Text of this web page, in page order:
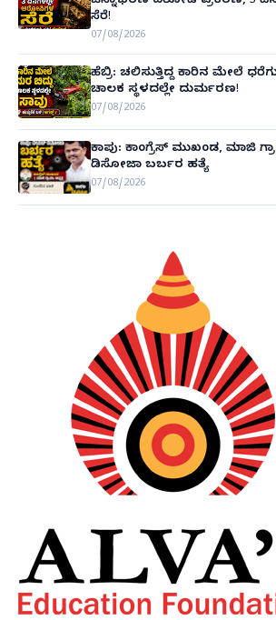
ಸೆರೆ!
07/08/2026
ಹೆಬ್ರಿ: ಚಲಿಸುತ್ತಿದ್ದ ಕಾರಿನ ಮೇಲೆ
ಚಾಲಕ ಸ್ಥಳದಲ್ಲೇ ದುರ್ಮರಣ!
07/08/2026
ಕಾಪು: ಕಾಂಗ್ರೆಸ್ ಮುಖಂಡ, ಮಾಜಿ
ಡಿಸೋಜಾ ಬರ್ಬರ ಹತ್ಯೆ
07/08/2026